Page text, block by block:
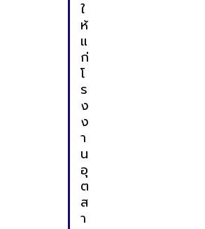
ใ
ห้
แ
ก่
โ
ร
ง
ง
า
น
อุ
ต
ส
า